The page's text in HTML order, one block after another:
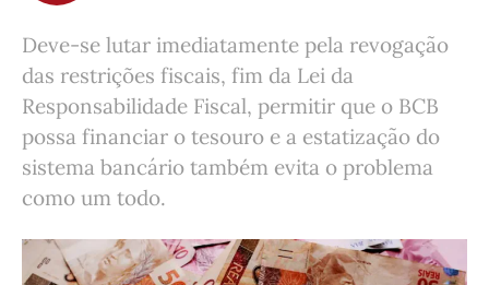
Deve-se lutar imediatamente pela revogação
das restrições fiscais, fim da Lei da
Responsabilidade Fiscal, permitir que o BCB
possa financiar o tesouro e a estatização do
sistema bancário também evita o problema
como um todo.